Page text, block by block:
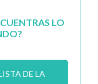
LO
DE LA